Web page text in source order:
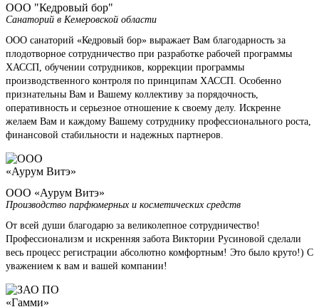
ООО "Кедровый бор"
Санаторий в Кемеровской области
ООО санаторий «Кедровый бор» выражает Вам благодарность за
плодотворное сотрудничество при разработке рабочей программы
ХАССП, обучении сотрудников, коррекции программы
производственного контроля по принципам ХАССП. Особенно
признательны Вам и Вашему коллективу за порядочность,
оперативность и серьезное отношение к своему делу. Искренне
желаем Вам и каждому Вашему сотруднику профессионального роста,
финансовой стабильности и надежных партнеров.
ООО «Аурум Витэ»
Производство парфюмерных и косметических средств
От всей души благодарю за великолепное сотрудничество!
Профессионализм и искренняя забота Виктории Русиновой сделали
весь процесс регистрации абсолютно комфортным! Это было круто!) С
уважением к вам и вашей компании!